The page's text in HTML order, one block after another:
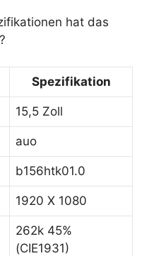
hat das
Spezifikation
15,5 Zoll
auo
b156htk01.0
1920 X 1080
262k 45%
(CIE1931)